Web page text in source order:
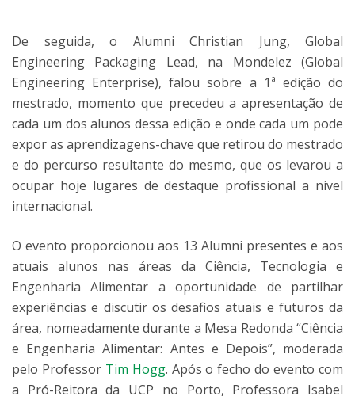
De seguida, o Alumni Christian Jung, Global
Engineering Packaging Lead, na Mondelez (Global
Engineering Enterprise), falou sobre a 1ª edição do
mestrado, momento que precedeu a apresentação de
cada um dos alunos dessa edição e onde cada um pode
expor as aprendizagens-chave que retirou do mestrado
e do percurso resultante do mesmo, que os levarou a
ocupar hoje lugares de destaque profissional a nível
internacional.
O evento proporcionou aos 13 Alumni presentes e aos
atuais alunos nas áreas da Ciência, Tecnologia e
Engenharia Alimentar a oportunidade de partilhar
experiências e discutir os desafios atuais e futuros da
área, nomeadamente durante a Mesa Redonda “Ciência
e Engenharia Alimentar: Antes e Depois”, moderada
pelo Professor Tim Hogg. Após o fecho do evento com
a Pró-Reitora da UCP no Porto, Professora Isabel